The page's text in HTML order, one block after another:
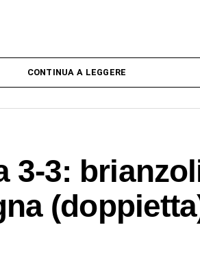
CONTINUA A LEGGERE
3-3: